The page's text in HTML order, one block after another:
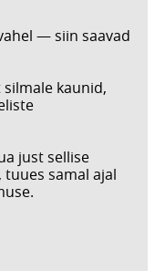
— siin saavad
kaunid,
just sellise
samal ajal